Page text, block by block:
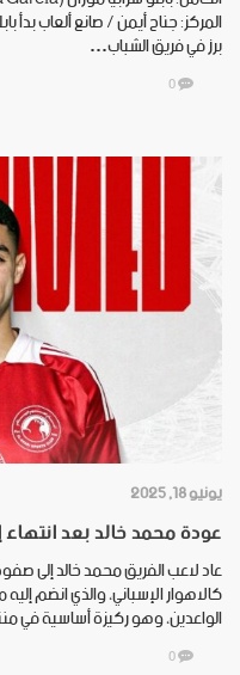
المركز: جناح أيمن / صانع ألعاب بدأ
برز في فريق الشباب…
0
يونيو 18, 2025
عودة محمد خالد بعد انتهاء
عاد لاعب الفريق محمد خالد إلى
الواعدين، وهو ركيزة أساسية في منتخب
0